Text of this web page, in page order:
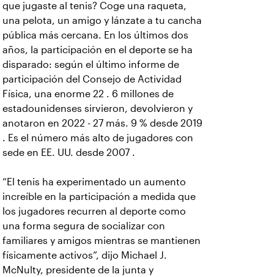
que jugaste al tenis? Coge una raqueta,
una pelota, un amigo y lánzate a tu cancha
pública más cercana. En los últimos dos
años, la participación en el deporte se ha
disparado: según el último informe de
participación del Consejo de Actividad
Física, una enorme 22 . 6 millones de
estadounidenses sirvieron, devolvieron y
anotaron en 2022 - 27 más. 9 % desde 2019
. Es el número más alto de jugadores con
sede en EE. UU. desde 2007 .
“El tenis ha experimentado un aumento
increíble en la participación a medida que
los jugadores recurren al deporte como
una forma segura de socializar con
familiares y amigos mientras se mantienen
físicamente activos”, dijo Michael J.
McNulty, presidente de la junta y